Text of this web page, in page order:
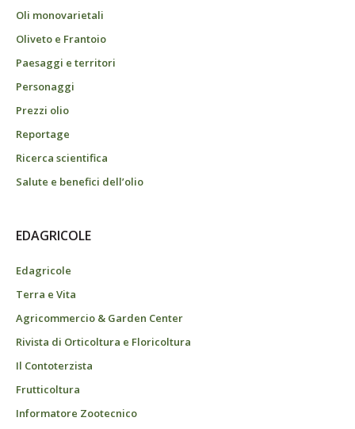
Oli monovarietali
Oliveto e Frantoio
Paesaggi e territori
Personaggi
Prezzi olio
Reportage
Ricerca scientifica
Salute e benefici dell’olio
EDAGRICOLE
Edagricole
Terra e Vita
Agricommercio & Garden Center
Rivista di Orticoltura e Floricoltura
Il Contoterzista
Frutticoltura
Informatore Zootecnico